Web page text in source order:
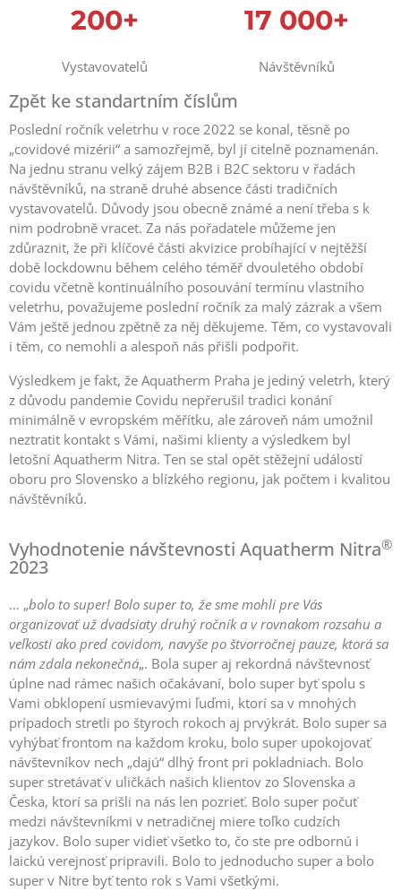
200+
Vystavovatelů
17 000+
Návštěvníků
Zpět ke standartním číslům
Poslední ročník veletrhu v roce 2022 se konal, těsně po
„covidové mizérii“ a samozřejmě, byl jí citelně poznamenán.
Na jednu stranu velký zájem B2B i B2C sektoru v řadách
návštěvníků, na straně druhé absence části tradičních
vystavovatelů. Důvody jsou obecně známé a není třeba s k
nim podrobně vracet. Za nás pořadatele můžeme jen
zdůraznit, že při klíčové části akvizice probíhající v nejtěžší
době lockdownu během celého téměř dvouletého období
covidu včetně kontinuálního posouvání termínu vlastního
veletrhu, považujeme poslední ročník za malý zázrak a všem
Vám ještě jednou zpětně za něj děkujeme. Těm, co vystavovali
i těm, co nemohli a alespoň nás přišli podpořit.
Výsledkem je fakt, že Aquatherm Praha je jediný veletrh, který
z důvodu pandemie Covidu nepřerušil tradici konání
minimálně v evropském měřítku, ale zároveň nám umožnil
neztratit kontakt s Vámi, našimi klienty a výsledkem byl
letošní Aquatherm Nitra. Ten se stal opět stěžejní událostí
oboru pro Slovensko a blízkého regionu, jak počtem i kvalitou
návštěvníků.
Vyhodnotenie návštevnosti Aquatherm Nitra®
2023
… „bolo to super! Bolo super to, že sme mohli pre Vás
organizovať už dvadsiaty druhý ročník a v rovnakom rozsahu a
veľkosti ako pred covidom, navyše po štvorročnej pauze, ktorá sa
nám zdala nekonečná„. Bola super aj rekordná návštevnosť
úplne nad rámec našich očakávaní, bolo super byť spolu s
Vami obklopení usmievavými ľuďmi, ktorí sa v mnohých
prípadoch stretli po štyroch rokoch aj prvýkrát. Bolo super sa
vyhýbať frontom na každom kroku, bolo super upokojovať
návštevníkov nech „dajú“ dlhý front pri pokladniach. Bolo
super stretávať v uličkách našich klientov zo Slovenska a
Česka, ktorí sa prišli na nás len pozrieť. Bolo super počuť
medzi návštevníkmi v netradičnej miere toľko cudzích
jazykov. Bolo super vidieť všetko to, čo ste pre odbornú i
laickú verejnosť pripravili. Bolo to jednoducho super a bolo
super v Nitre byť tento rok s Vami všetkými.